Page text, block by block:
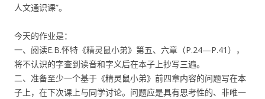
人文通识课”。
今天的作业是：
一、阅读E.B.怀特《精灵鼠小弟》第五、六章（P.24—P.41），
将不认识的字查到读音和字义后在本子上抄写三遍。
二、准备至少一个基于《精灵鼠小弟》前四章内容的问题写在本
子上，在下次课上与同学讨论。问题应是具有思考性的、非唯一